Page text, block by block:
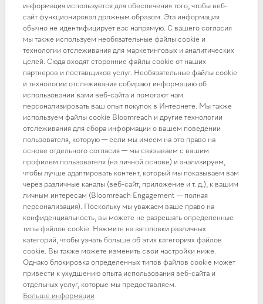
В разделе нет товаров
Вы можете начать свой выбор с главной страницы
воспользоватьсяпоиском
информация используется для обеспечения того, чтобы веб-
сайт функционировал должным образом. Эта информация
обычно не идентифицирует вас напрямую. С вашего согласия
мы также используем необязательные файлы cookie и
технологии отслеживания для маркетинговых и аналитических
целей. Сюда входят сторонние файлы cookie от наших
партнеров и поставщиков услуг. Необязательные файлы cookie
и технологии отслеживания собирают информацию об
использовании вами веб-сайта и помогают нам
персонализировать ваш опыт покупок в Интернете. Мы также
используем файлы cookie Bloomreach и другие технологии
отслеживания для сбора информации о вашем поведении
пользователя, которую — если мы имеем на это право на
основе отдельного согласия — мы связываем с вашим
профилем пользователя (на личной основе) и анализируем,
чтобы лучше адаптировать контент, который мы показываем вам
через различные каналы (веб-сайт, приложение и т. д.), к вашим
личным интересам (Bloomreach Engagement — полная
персонализация). Поскольку мы уважаем ваше право на
конфиденциальность, вы можете не разрешать определенные
типы файлов cookie. Нажмите на заголовки различных
категорий, чтобы узнать больше об этих категориях файлов
cookie. Вы также можете изменить свои настройки ниже.
Однако блокировка определенных типов файлов cookie может
привести к ухудшению опыта использования веб-сайта и
отдельных услуг, которые мы предоставляем.
Больше информации